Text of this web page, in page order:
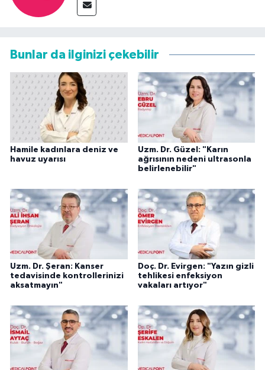
Bunlar da ilginizi çekebilir
Hamile kadınlara deniz ve
havuz uyarısı
Uzm. Dr. Güzel: "Karın
ağrısının nedeni ultrasonla
belirlenebilir"
Uzm. Dr. Şeran: Kanser
tedavisinde kontrollerinizi
aksatmayın"
Doç. Dr. Evirgen: "Yazın gizli
tehlikesi enfeksiyon
vakaları artıyor"